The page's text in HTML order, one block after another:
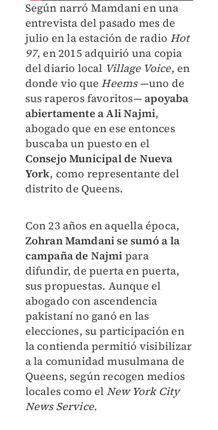
Según narró Mamdani en una
entrevista del pasado mes de
julio en la estación de radio Hot
97, en 2015 adquirió una copia
del diario local Village Voice, en
donde vio que Heems—uno de
sus raperos favoritos— apoyaba
abiertamente a Ali Najmi,
abogado que en ese entonces
buscaba un puesto en el
Consejo Municipal de Nueva
York, como representante del
distrito de Queens.
Con 23 años en aquella época,
Zohran Mamdani se sumó a la
campaña de Najmi para
difundir, de puerta en puerta,
sus propuestas. Aunque el
abogado con ascendencia
pakistaní no ganó en las
elecciones, su participación en
la contienda permitió visibilizar
a la comunidad musulmana de
Queens, según recogen medios
locales como el New York City
News Service.